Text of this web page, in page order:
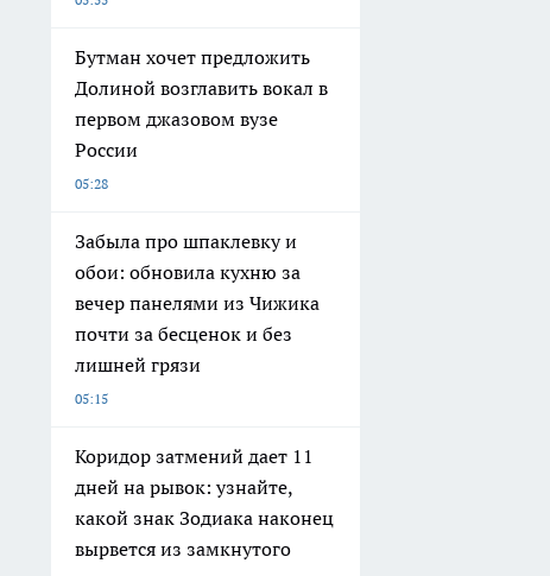
Бутман хочет предложить
Долиной возглавить вокал в
первом джазовом вузе
России
05:28
Забыла про шпаклевку и
обои: обновила кухню за
вечер панелями из Чижика
почти за бесценок и без
лишней грязи
05:15
Коридор затмений дает 11
дней на рывок: узнайте,
какой знак Зодиака наконец
вырвется из замкнутого